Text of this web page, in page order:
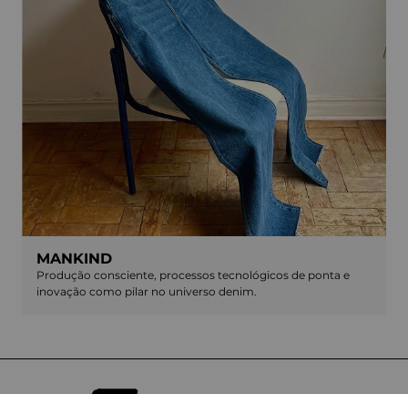
MANKIND
Produção consciente, processos tecnológicos de ponta e
inovação como pilar no universo denim.